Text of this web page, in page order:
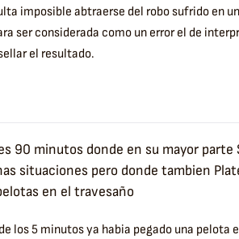
imposible abtraerse del robo sufrido en
ser considerada como un error el de
el resultado.
90 minutos donde en su mayor parte
situaciones pero donde tambien
en el travesaño
los 5 minutos ya habia pegado una pelota